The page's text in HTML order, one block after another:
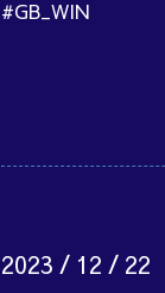
#GB_WIN
2023 / 12 / 22